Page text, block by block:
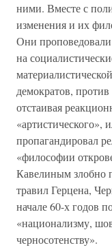
ними. Вместе с
изменения и их
Они проповедовали
на
демократов,
отстаивая
«артистического»,
пропагандировал
«философии
Кавелиным злобно
травил Герцена,
начале 60-х годов
«национализму,
черносотенству».